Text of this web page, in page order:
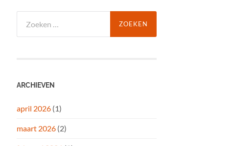
naar:
ARCHIEVEN
april 2026 (1)
maart 2026 (2)